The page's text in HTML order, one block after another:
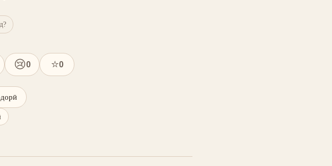
😢0 ⭐0